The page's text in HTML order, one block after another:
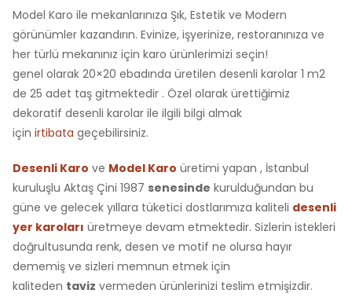
Model Karo ile mekanlarınıza Şık, Estetik ve Modern
görünümler kazandırın. Evinize, işyerinize, restoranınıza ve
her türlü mekanınız için karo ürünlerimizi seçin!
genel olarak 20×20 ebadında üretilen desenli karolar 1 m2
de 25 adet taş gitmektedir . Özel olarak ürettiğimiz
dekoratif desenli karolar ile ilgili bilgi almak
için irtibata geçebilirsiniz.
Desenli Karo ve Model Karo üretimi yapan , İstanbul
kuruluşlu Aktaş Çini 1987 senesinde kurulduğundan bu
güne ve gelecek yıllara tüketici dostlarımıza kaliteli desenli
yer karoları üretmeye devam etmektedir. Sizlerin istekleri
doğrultusunda renk, desen ve motif ne olursa hayır
dememiş ve sizleri memnun etmek için
kaliteden taviz vermeden ürünlerinizi teslim etmişizdir.